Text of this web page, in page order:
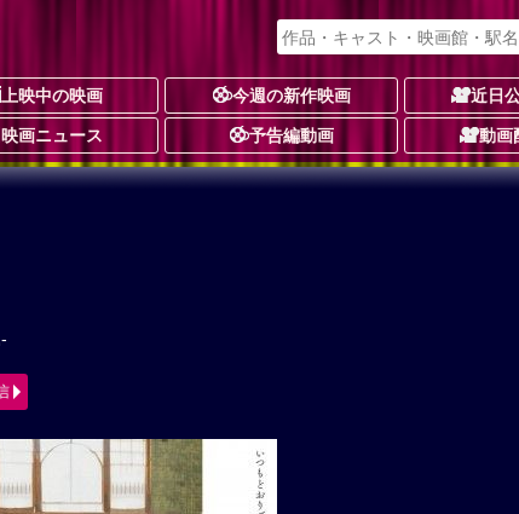
上映中の映画 今週の新作映画 近日
映画ニュース 予告編動画 動画
-